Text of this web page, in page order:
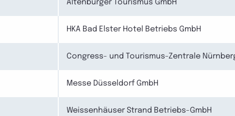
Altenburger Tourismus GmbH
HKA Bad Elster Hotel Betriebs GmbH
Congress- und Tourismus-Zentrale
Messe Düsseldorf GmbH
Weissenhäuser Strand Betriebs-GmbH